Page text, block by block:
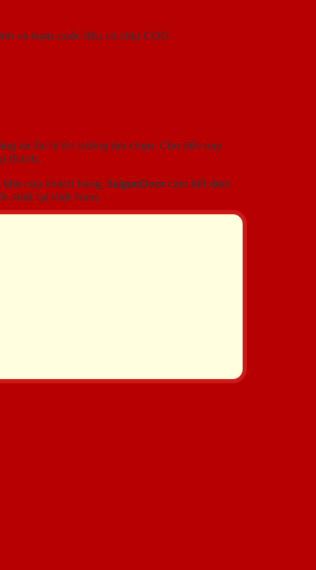
và toàn quốc đều có ship COD.
và đại lý tin tưởng lựa chọn. Cho đến nay
thành.
của khách hàng. SaigonDoor cam kết đem
nhất tại Việt Nam.